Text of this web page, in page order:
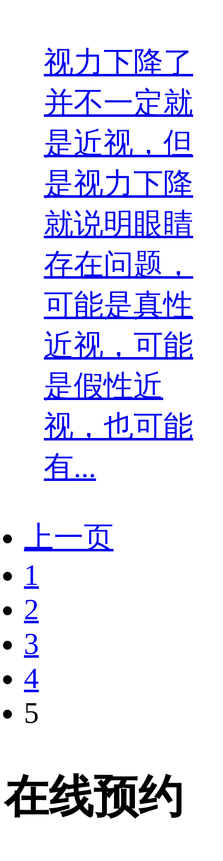
视力下降了
并不一定就
是近视，但
是视力下降
就说明眼睛
存在问题，
可能是真性
近视，可能
是假性近
视，也可能
有...
上一页
1
2
3
4
5
在线预约